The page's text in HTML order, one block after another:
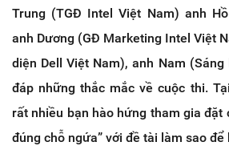
Trung (TGĐ Intel Việt Nam) anh
anh Dương (GĐ Marketing Intel Việt
diện Dell Việt Nam), anh Nam
đáp những thắc mắc về cuộc thi.
rất nhiều bạn hào hứng tham gia đặt
đúng chỗ ngứa” với đề tài làm sao